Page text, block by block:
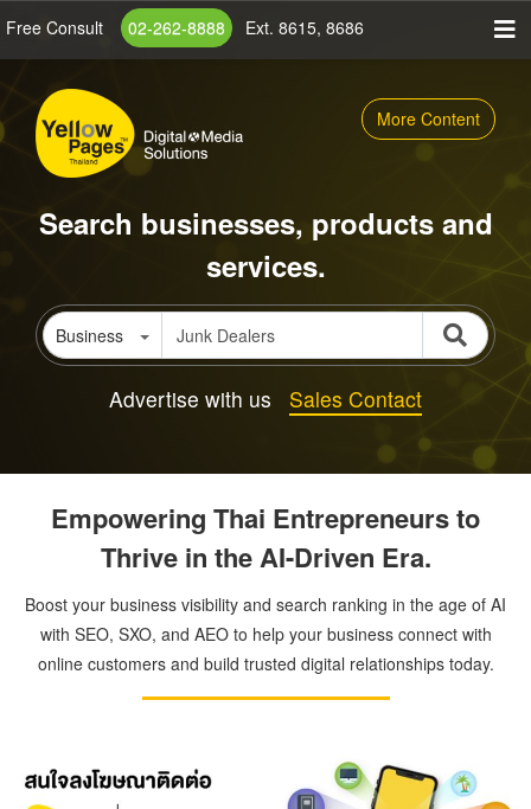
content
Free Consult 02-262-8888 Ext. 8615, 8686
More Content
Search businesses, products and
services.
Business
Advertise with us Sales Contact
Empowering Thai Entrepreneurs to
Thrive in the AI-Driven Era.
Boost your business visibility and search ranking in the age of AI
with SEO, SXO, and AEO to help your business connect with
online customers and build trusted digital relationships today.